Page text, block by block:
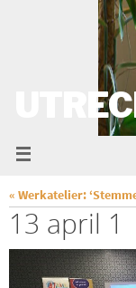
« Werkatelier:
13 april 1